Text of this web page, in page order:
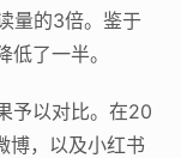
量的3倍。鉴于
了一半。
予以对比。在20
博，以及小红书